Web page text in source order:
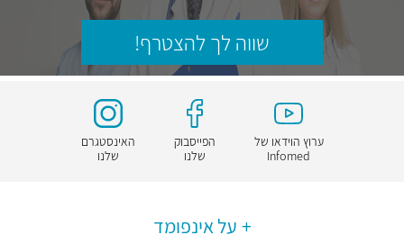
שווה לך להצטרף!
ערוץ הוידאו של
Infomed
הפייסבוק
שלנו
האינסטגרם
שלנו
על אינפומד